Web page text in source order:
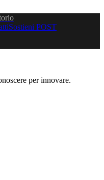
Sostieni POST
per innovare.